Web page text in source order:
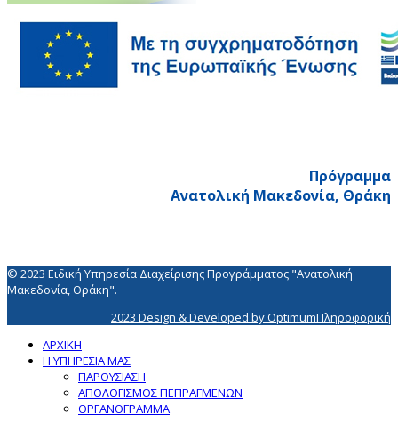
Πρόγραμμα
Ανατολική Μακεδονία, Θράκη
© 2023 Ειδική Υπηρεσία Διαχείρισης Προγράμματος "Ανατολική
Μακεδονία, Θράκη".
2023 Design & Developed by OptimumΠληροφορική
ΑΡΧΙΚΗ
Η ΥΠΗΡΕΣΙΑ ΜΑΣ
ΠΑΡΟΥΣΙΑΣΗ
ΑΠΟΛΟΓΙΣΜΟΣ ΠΕΠΡΑΓΜΕΝΩΝ
ΟΡΓΑΝΟΓΡΑΜΜΑ